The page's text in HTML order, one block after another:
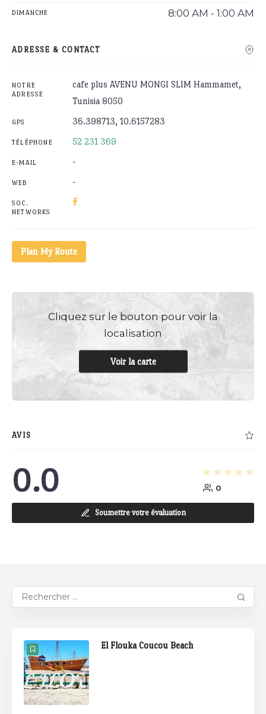
DIMANCHE 8:00 AM - 1:00 AM
ADRESSE & CONTACT
NOTRE
ADRESSE
cafe plus AVENU MONGI SLIM Hammamet,
Tunisia 8050
GPS 36.398713, 10.6157283
TÉLÉPHONE 52 231 369
E-MAIL -
WEB -
SOC.
NETWORKS
Plan My Route
Cliquez sur le bouton pour voir la
localisation
Voir la carte
AVIS
0.0 0
Soumettre votre évaluation
El Flouka Coucou Beach